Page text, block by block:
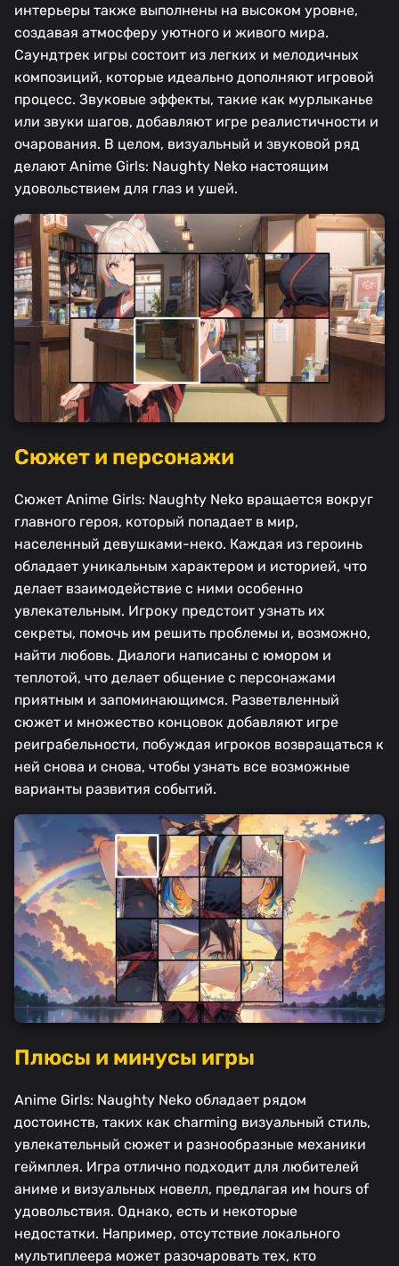
интерьеры также выполнены на высоком уровне,
создавая атмосферу уютного и живого мира.
Саундтрек игры состоит из легких и мелодичных
композиций, которые идеально дополняют игровой
процесс. Звуковые эффекты, такие как мурлыканье
или звуки шагов, добавляют игре реалистичности и
очарования. В целом, визуальный и звуковой ряд
делают Anime Girls: Naughty Neko настоящим
удовольствием для глаз и ушей.
Сюжет и персонажи
Сюжет Anime Girls: Naughty Neko вращается вокруг
главного героя, который попадает в мир,
населенный девушками-неко. Каждая из героинь
обладает уникальным характером и историей, что
делает взаимодействие с ними особенно
увлекательным. Игроку предстоит узнать их
секреты, помочь им решить проблемы и, возможно,
найти любовь. Диалоги написаны с юмором и
теплотой, что делает общение с персонажами
приятным и запоминающимся. Разветвленный
сюжет и множество концовок добавляют игре
реиграбельности, побуждая игроков возвращаться к
ней снова и снова, чтобы узнать все возможные
варианты развития событий.
Плюсы и минусы игры
Anime Girls: Naughty Neko обладает рядом
достоинств, таких как charming визуальный стиль,
увлекательный сюжет и разнообразные механики
геймплея. Игра отлично подходит для любителей
аниме и визуальных новелл, предлагая им hours of
удовольствия. Однако, есть и некоторые
недостатки. Например, отсутствие локального
мультиплеера может разочаровать тех, кто